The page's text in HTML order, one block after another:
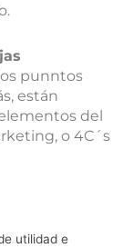
punntos
están
del
o 4C´s
utilidad e